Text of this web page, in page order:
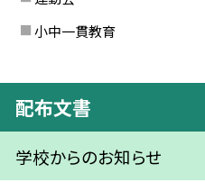
小中一貫教育
配布文書
学校からのお知らせ